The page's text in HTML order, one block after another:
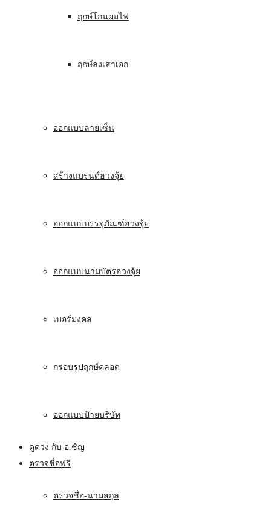
ฤกษ์โกนผมไฟ
ฤกษ์ลงเสาเอก
ออกแบบลายเซ็น
สร้างแบรนด์ฮวงจุ้ย
ออกแบบบรรจุภัณฑ์ฮวงจุ้ย
ออกแบบนามบัตรฮวงจุ้ย
เบอร์มงคล
กรอบรูปฤกษ์คลอด
ออกแบบป้ายบริษัท
ดูดวง กับ อ.ชัญ
ตรวจชื่อฟรี
ตรวจชื่อ-นามสกุล